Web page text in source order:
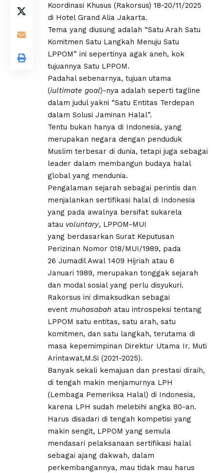
Koordinasi Khusus (Rakorsus) 18-20/11/2025
di Hotel Grand Alia Jakarta.
Tema yang diusung adalah “Satu Arah Satu
Komitmen Satu Langkah Menuju Satu
LPPOM” ini sepertinya agak aneh, kok
tujuannya Satu LPPOM.
Padahal sebenarnya, tujuan utama
(iultimate goal)-nya adalah seperti tagline
dalam judul yakni “Satu Entitas Terdepan
dalam Solusi Jaminan Halal”.
Tentu bukan hanya di Indonesia, yang
merupakan negara dengan penduduk
Muslim terbesar di dunia, tetapi juga sebagai
leader dalam membangun budaya halal
global yang mendunia.
Pengalaman sejarah sebagai perintis dan
menjalankan sertifikasi halal di Indonesia
yang pada awalnya bersifat sukarela
atau voluntary, LPPOM-MUI
yang berdasarkan Surat Keputusan
Perizinan Nomor 018/MUI/1989, pada
26 Jumadil Awal 1409 Hijriah atau 6
Januari 1989, merupakan tonggak sejarah
dan modal sosial yang perlu disyukuri.
Rakorsus ini dimaksudkan sebagai
event muhasabah atau introspeksi tentang
LPPOM satu entitas, satu arah, satu
komitmen, dan satu langkah, terutama di
masa kepemimpinan Direktur Utama Ir. Muti
Arintawat,M.Si (2021-2025).
Banyak sekali kemajuan dan prestasi diraih,
di tengah makin menjamurnya LPH
(Lembaga Pemeriksa Halal) di Indonesia,
karena LPH sudah melebihi angka 80-an.
Harus disadari di tengah kompetisi yang
makin sengit, LPPOM yang semula
mendasari pelaksanaan sertifikasi halal
sebagai ajang dakwah, dalam
perkembangannya, mau tidak mau harus